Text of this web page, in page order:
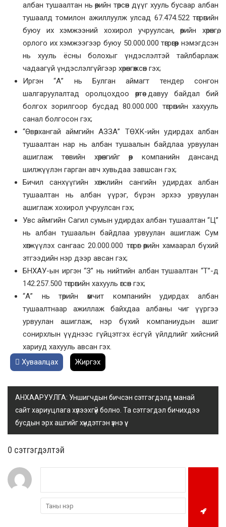
албан тушаалтан нь өөрийн төрсөн дүүг хууль бусаар албан
тушаалд томилон ажиллуулж улсад 67.474.522 төгрөгийн
буюу их хэмжээний хохирол учруулсан, өөрийн хөрөнгө,
орлого их хэмжээгээр буюу 50.000.000 төгрөгөөр нэмэгдсэн
нь хууль ёсны болохыг үндэслэлтэй тайлбарлаж
чадаагүй үндэслэлгүйгээр хөрөнгөжсөн гэх;
Иргэн “А” нь Булган аймагт тендер сонгон
шалгаруулалтад оролцохдоо өөртөө давуу байдал бий
болгох зорилгоор бусдад 80.000.000 төгрөгийн хахууль
санал болгосон гэх;
“Өвөрхангай аймгийн АЗЗА” ТӨХК-ийн удирдах албан
тушаалтан нар нь албан тушаалын байдлаа урвуулан
ашиглаж төсвийн хөрөнгийг өөр компанийн дансанд
шилжүүлэн гарган авч хувьдаа завшсан гэх;
Бичил санхүүгийн хөгжлийн сангийн удирдах албан
тушаалтан нь албан үүрэг, бүрэн эрхээ урвуулан
ашиглаж хохирол учруулсан гэх;
Увс аймгийн Сагил сумын удирдах албан тушаалтан “Ц”
нь албан тушаалын байдлаа урвуулан ашиглаж Сум
хөгжүүлэх сангаас 20.000.000 төгрөг өөрийн хамаарал бүхий
этгээдийн нэр дээр авсан гэх;
БНХАУ-ын иргэн “З” нь нийтийн албан тушаалтан “Т”-д
142.257.500 төгрөгийн хахууль өгсөн гэх;
“А” нь төрийн өмчит компанийн удирдах албан
тушаалтнаар ажиллаж байхдаа албаны чиг үүргээ
урвуулан ашиглаж, нэр бүхий компаниудын ашиг
сонирхлын үүднээс гүйцэтгэх ёсгүй үйлдлийг хийсний
хариуд хахууль авсан гэх.
Хуваалцах
Жиргэх
АНХААРУУЛГА: Уншигчдын бичсэн сэтгэгдэлд манай
сайт хариуцлага хүлээхгүй болно. Та сэтгэгдэл бичихдээ
бусдын эрх ашгийг хүндэтгэн үзнэ үү.
0 cэтгэгдэлтэй